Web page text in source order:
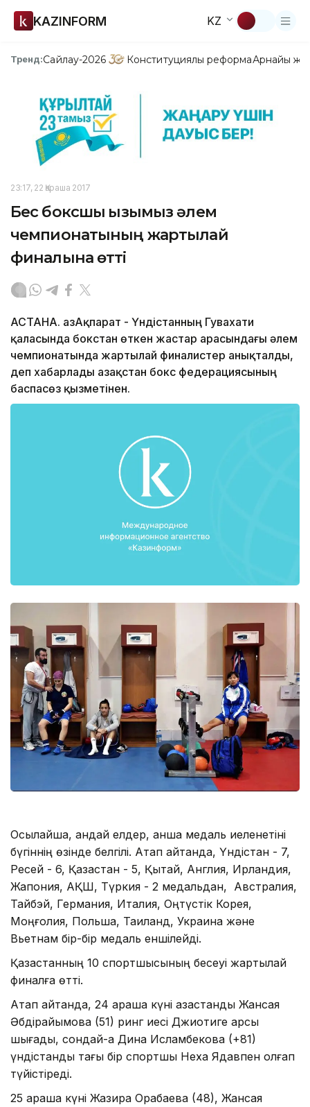
KAZINFORM KZ
Тренд:Сайлау-2026 Конституциялық реформаАрнайы
23:17, 22 Қараша 2017
Бес боксшы қызымыз әлем
чемпионатының жартылай
финалына өтті
АСТАНА. ҚазАқпарат - Үндістанның Гувахати
қаласында бокстан өткен жастар арасындағы әлем
чемпионатында жартылай финалистер анықталды,
деп хабарлады Қазақстан бокс федерациясының
баспасөз қызметінен.
Осылайша, қандай елдер, қанша медаль иеленетіні
бүгіннің өзінде белгілі. Атап айтқанда, Үндістан - 7,
Ресей - 6, Қазақстан - 5, Қытай, Англия, Ирландия,
Жапония, АҚШ, Түркия - 2 медальдан, Австралия,
Тайбэй, Германия, Италия, Оңтүстік Корея,
Моңғолия, Польша, Таиланд, Украина және
Вьетнам бір-бір медаль еншілейді.
Қазақстанның 10 спортшысының бесеуі жартылай
финалға өтті.
Атап айтқанда, 24 қараша күні қазақстандық Жансая
Әбдірайымова (51) ринг иесі Джиотиге қарсы
шығады, сондай-ақ Дина Исламбекова (+81)
үндістандық тағы бір спортшы Неха Ядавпен қолғап
түйістіреді.
25 қараша күні Жазира Орақбаева (48), Жансая